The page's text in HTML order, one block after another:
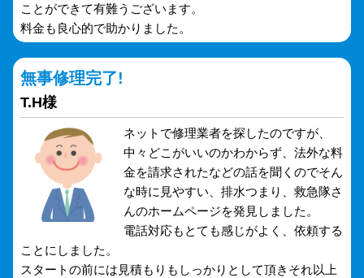
ことができて有難うございます。
料金も良心的で助かりました。
無事修理完了!
T.H様
ネットで修理業者を探したのですが、
中々どこがいいのかわからず、法外な料
金を請求されたなどの話を聞くのでそん
な時に見やすい、排水つまり、救急隊さ
んのホームページを発見しました。
電話対応もとても感じがよく、依頼する
ことにしました。
スタートの前には見積もりもしっかりとして頂きそれ以上